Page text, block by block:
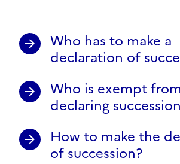
Who has to make a
declaration of
Who is exempt from
declaring
How to make the
of succession?